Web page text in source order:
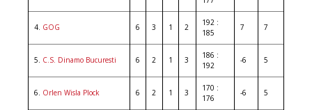
4. GOG 6 3 1 2
192 :
185
7 7
5. C.S. Dinamo Bucuresti 6 2 1 3
186 :
192
-6 5
6. Orlen Wisla Plock 6 2 1 3
170 :
176
-6 5